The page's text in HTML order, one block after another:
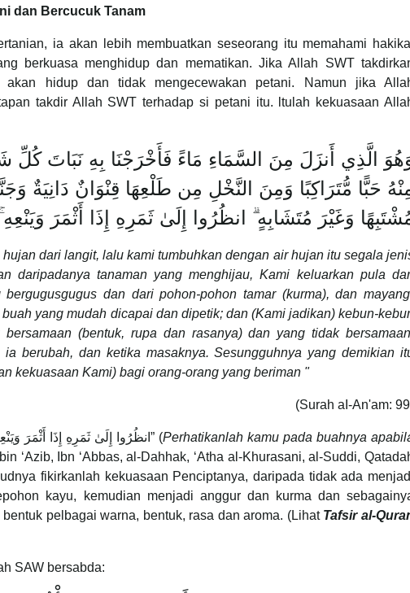
dan Bercucuk Tanam
ia akan lebih membuatkan seseorang itu memahami
berkuasa menghidup dan mematikan. Jika Allah SWT
hidup dan tidak mengecewakan petani. Namun jika
takdir Allah SWT terhadap si petani itu. ltulah kekuasaan
الَّذِي أَنزَلَ مِنَ السَّمَاءِ مَاءً فَأَخْرَجْنَا بِهِ نَبَاتَ
حَبًّا مُّتَرَاكِبًا وَمِنَ النَّخْلِ مِن طَلْعِهَا قِنْوَانٌ دَانِيَةٌ
وَغَيْرَ مُتَشَابِهٍ ۗ انظُرُوا إِلَىٰ ثَمَرِهِ إِذَا أَثْمَرَ
dari langit, lalu kami tumbuhkan dengan air hujan itu segala
daripadanya tanaman yang menghijau, Kami keluarkan pula
dan dari pohon-pohon tamar (kurma), dan
yang mudah dicapai dan dipetik; dan (Kami jadikan) kebun-
(bentuk, rupa dan rasanya) dan yang tidak
berubah, dan ketika masaknya. Sesungguhnya yang demikian
kekuasaan Kami) bagi orang-orang yang beriman "
(Surah aI-An'am:
Ibn Kathir berkata: Berkenaan firman-Nya “انظُرُوا إِلَىٰ ثَمَرِهِ إِذَا أَثْمَرَ وَيَنْعِهِ” (Perhatikanlah kamu pada buahnya
‘Azib, Ibn ‘Abbas, al-Dahhak, ‘Atha al-Khurasani, al-Suddi,
fikirkanlah kekuasaan Penciptanya, daripada tidak ada
kayu, kemudian menjadi anggur dan kurma dan
pelbagai warna, bentuk, rasa dan aroma. (Lihat Tafsir al-
SAW bersabda: